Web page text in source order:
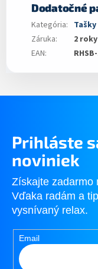
Dodatočné
Kategória:
Záruka:
2 roky
EAN:
Prihláste
noviniek
Získajte zadarmo
Vďaka radám a
vysnívaný relax.
Email